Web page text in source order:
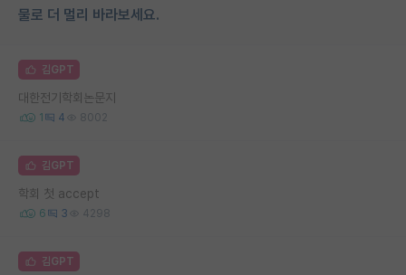
물로 더 멀리 바라보세요.
김GPT
대한전기학회논문지
1 4 8002
김GPT
학회 첫 accept
6 3 4298
김GPT